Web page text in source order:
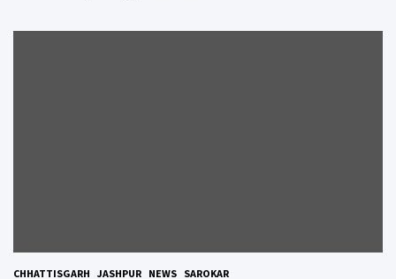
CHHATTISGARH JASHPUR NEWS SAROKAR